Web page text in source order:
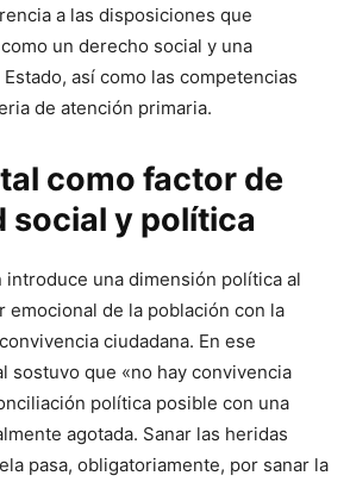
a las disposiciones que
un derecho social y una
así como las competencias
de atención primaria.
como factor de
social y política
introduce una dimensión política al
emocional de la población con la
ciudadana. En ese
sostuvo que «no hay convivencia
política posible con una
agotada. Sanar las heridas
pasa, obligatoriamente, por sanar la